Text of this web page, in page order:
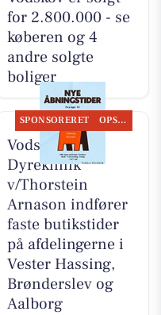
for 2.800.000 - se
køberen og 4
andre solgte
boliger
SPONSORERET OPSLAGSTAVLEN
Vodskov
Dyreklinik
v/Thorstein
Arnason indfører
faste butikstider
på afdelingerne i
Vester Hassing,
Brønderslev og
Aalborg